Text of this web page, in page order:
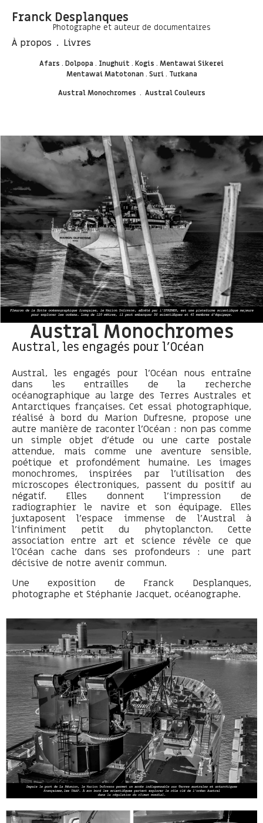
Franck Desplanques
Photographe et auteur de documentaires
À propos . Livres
Afars . Dolpopa . Inughuit . Kogis . Mentawai Sikerei
Mentawai Matotonan . Suri . Turkana
Austral Monochromes . Austral Couleurs
Austral Monochromes
Austral, les engagés pour l’Océan
Austral, les engagés pour l’Océan nous entraîne
dans les entrailles de la recherche
océanographique au large des Terres Australes et
Antarctiques françaises. Cet essai photographique,
réalisé à bord du Marion Dufresne, propose une
autre manière de raconter l’Océan : non pas comme
un simple objet d’étude ou une carte postale
attendue, mais comme une aventure sensible,
poétique et profondément humaine. Les images
monochromes, inspirées par l’utilisation des
microscopes électroniques, passent du positif au
négatif. Elles donnent l’impression de
radiographier le navire et son équipage. Elles
juxtaposent l’espace immense de l’Austral à
l’infiniment petit du phytoplancton. Cette
association entre art et science révèle ce que
l’Océan cache dans ses profondeurs : une part
décisive de notre avenir commun.
Une exposition de Franck Desplanques,
photographe etStéphanie Jacquet, océanographe.